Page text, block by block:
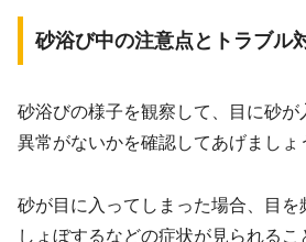
砂浴び中の注意点とトラブル
砂浴びの様子を観察して、目に砂が
異常がないかを確認してあげましょ
砂が目に入ってしまった場合、目
しょぼするなどの症状が見られる